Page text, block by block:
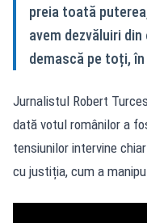
preia toată
avem dezvăluiri
demască pe toți,
Jurnalistul Robert
dată votul românilor a
tensiunilor intervine
cu justiția, cum a